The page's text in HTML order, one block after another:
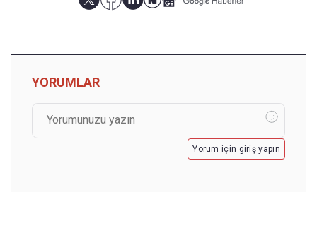
YORUMLAR
Yorum için giriş yapın